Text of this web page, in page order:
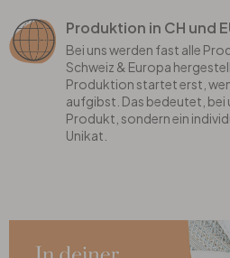
Produktion in CH und
Bei uns werden fast alle
Schweiz & Europa
Produktion startet erst,
aufgibst. Das bedeutet, bei
Produkt, sondern ein
Unikat.